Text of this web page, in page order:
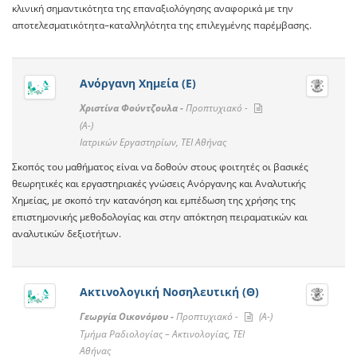
κλινική σημαντικότητα της επαναξιολόγησης αναφορικά με την
αποτελεσματικότητα–καταλληλότητα της επιλεγμένης παρέμβασης.
Ανόργανη Χημεία (Ε)
Χριστίνα Φούντζουλα -Προπτυχιακό -
(A-)
Ιατρικών Εργαστηρίων, ΤΕΙ Αθήνας
Σκοπός του μαθήματος είναι να δοθούν στους φοιτητές οι βασικές
θεωρητικές και εργαστηριακές γνώσεις Ανόργανης και Αναλυτικής
Χημείας, με σκοπό την κατανόηση και εμπέδωση της χρήσης της
επιστημονικής μεθοδολογίας και στην απόκτηση πειραματικών και
αναλυτικών δεξιοτήτων.
Ακτινολογική Νοσηλευτική (Θ)
Γεωργία Οικονόμου -Προπτυχιακό -
(A-)
Τμήμα Ραδιολογίας – Ακτινολογίας, ΤΕΙ
Αθήνας